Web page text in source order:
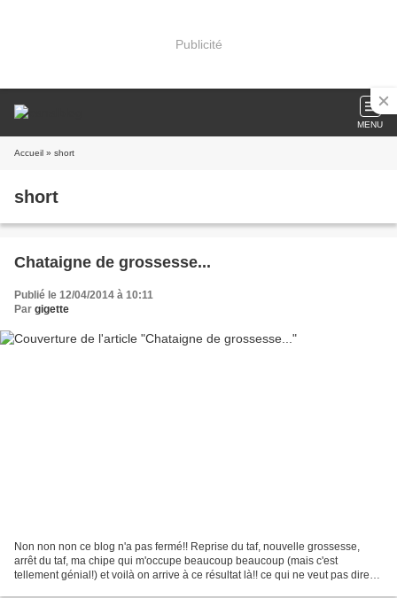
Publicité
MENU
Accueil » short
short
Chataigne de grossesse...
Publié le 12/04/2014 à 10:11
Par gigette
Non non non ce blog n'a pas fermé!! Reprise du taf, nouvelle grossesse,
arrêt du taf, ma chipe qui m'occupe beaucoup beaucoup (mais c'est
tellement génial!) et voilà on arrive à ce résultat là!! ce qui ne veut pas dire